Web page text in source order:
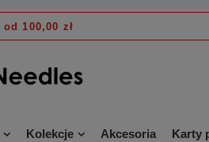
od 100,00 zł
Kolekcje Akcesoria Karty